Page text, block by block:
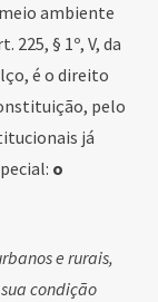
ambiente
§ 1º, V, da
é o direito
pelo
já
o
e rurais,
condição